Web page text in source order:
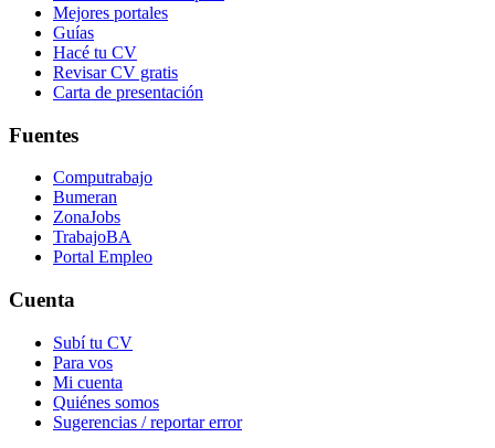
Mejores portales
Guías
Hacé tu CV
Revisar CV gratis
Carta de presentación
Fuentes
Computrabajo
Bumeran
ZonaJobs
TrabajoBA
Portal Empleo
Cuenta
Subí tu CV
Para vos
Mi cuenta
Quiénes somos
Sugerencias / reportar error